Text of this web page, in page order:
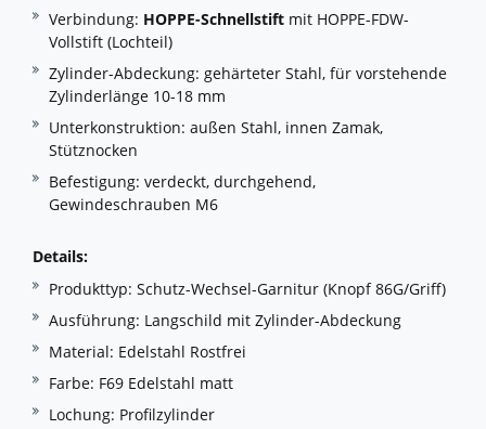
Verbindung: HOPPE-Schnellstift mit HOPPE-FDW-
Vollstift (Lochteil)
Zylinder-Abdeckung: gehärteter Stahl, für vorstehende
Zylinderlänge 10-18 mm
Unterkonstruktion: außen Stahl, innen Zamak,
Stütznocken
Befestigung: verdeckt, durchgehend,
Gewindeschrauben M6
Details:
Produkttyp: Schutz-Wechsel-Garnitur (Knopf 86G/Griff)
Ausführung: Langschild mit Zylinder-Abdeckung
Material: Edelstahl Rostfrei
Farbe: F69 Edelstahl matt
Lochung: Profilzylinder